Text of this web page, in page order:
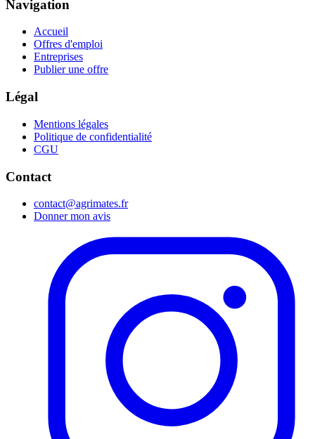
Navigation
Accueil
Offres d'emploi
Entreprises
Publier une offre
Légal
Mentions légales
Politique de confidentialité
CGU
Contact
contact@agrimates.fr
Donner mon avis